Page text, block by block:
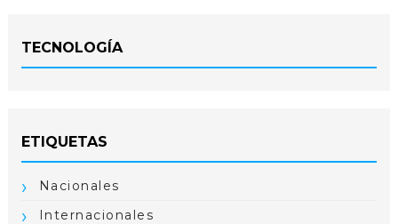
TECNOLOGÍA
ETIQUETAS
Nacionales
Internacionales